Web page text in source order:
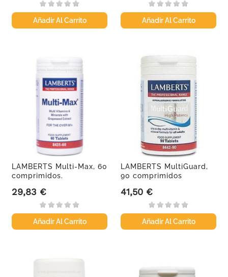
Añadir Al Carrito Añadir Al Carrito
LAMBERTS Multi-Max, 60
comprimidos.
Precio
29,83 €
Añadir Al Carrito
LAMBERTS MultiGuard,
90 comprimidos
Precio
41,50 €
Añadir Al Carrito